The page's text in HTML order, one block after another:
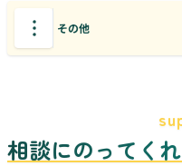
その他
相談にのってく